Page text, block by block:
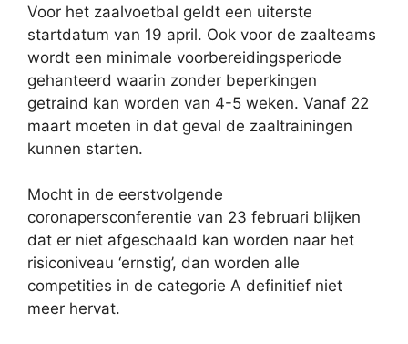
Voor het zaalvoetbal geldt een uiterste
startdatum van 19 april. Ook voor de zaalteams
wordt een minimale voorbereidingsperiode
gehanteerd waarin zonder beperkingen
getraind kan worden van 4-5 weken. Vanaf 22
maart moeten in dat geval de zaaltrainingen
kunnen starten.
Mocht in de eerstvolgende
coronapersconferentie van 23 februari blijken
dat er niet afgeschaald kan worden naar het
risiconiveau ‘ernstig’, dan worden alle
competities in de categorie A definitief niet
meer hervat.